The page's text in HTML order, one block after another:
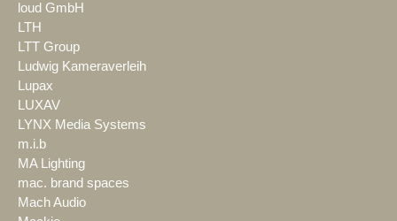
loud GmbH
LTH
LTT Group
Ludwig Kameraverleih
Lupax
LUXAV
LYNX Media Systems
m.i.b
MA Lighting
mac. brand spaces
Mach Audio